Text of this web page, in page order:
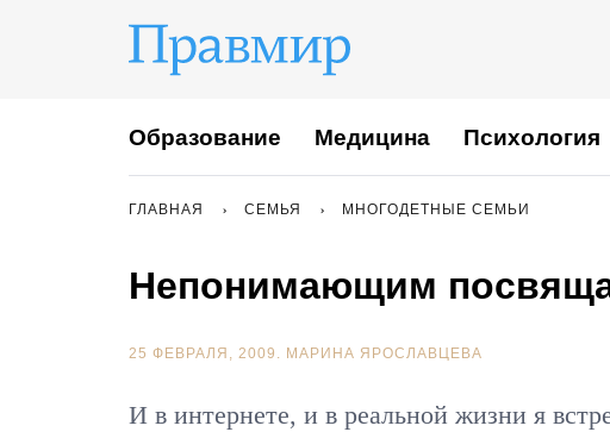
Образование Медицина Психология
ГЛАВНАЯ СЕМЬЯ МНОГОДЕТНЫЕ СЕМЬИ
Непонимающим
25 ФЕВРАЛЯ, 2009. МАРИНА ЯРОСЛАВЦЕВА
И в интернете, и в реальной жизни я